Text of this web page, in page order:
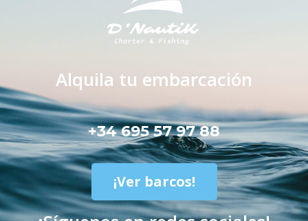
Alquila tu embarcación
+34 695 57 97 88
¡Ver barcos!